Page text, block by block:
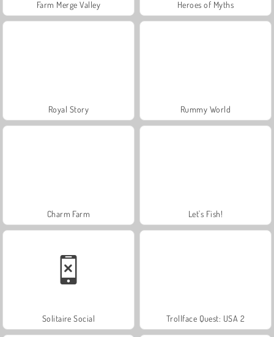
Farm Merge Valley Heroes of Myths
Royal Story Rummy World
Charm Farm Let's Fish!
Solitaire Social Trollface Quest: USA 2